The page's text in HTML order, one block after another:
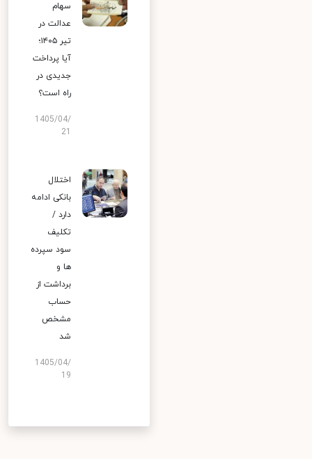
سهام
عدالت در
تیر ۱۴۰۵؛
آیا پرداخت
جدیدی در
راه است؟
1405/04/
اختلال
بانکی ادامه
دارد /
تکلیف
سود سپرده
ها و
برداشت از
حساب
مشخص
شد
1405/04/
19